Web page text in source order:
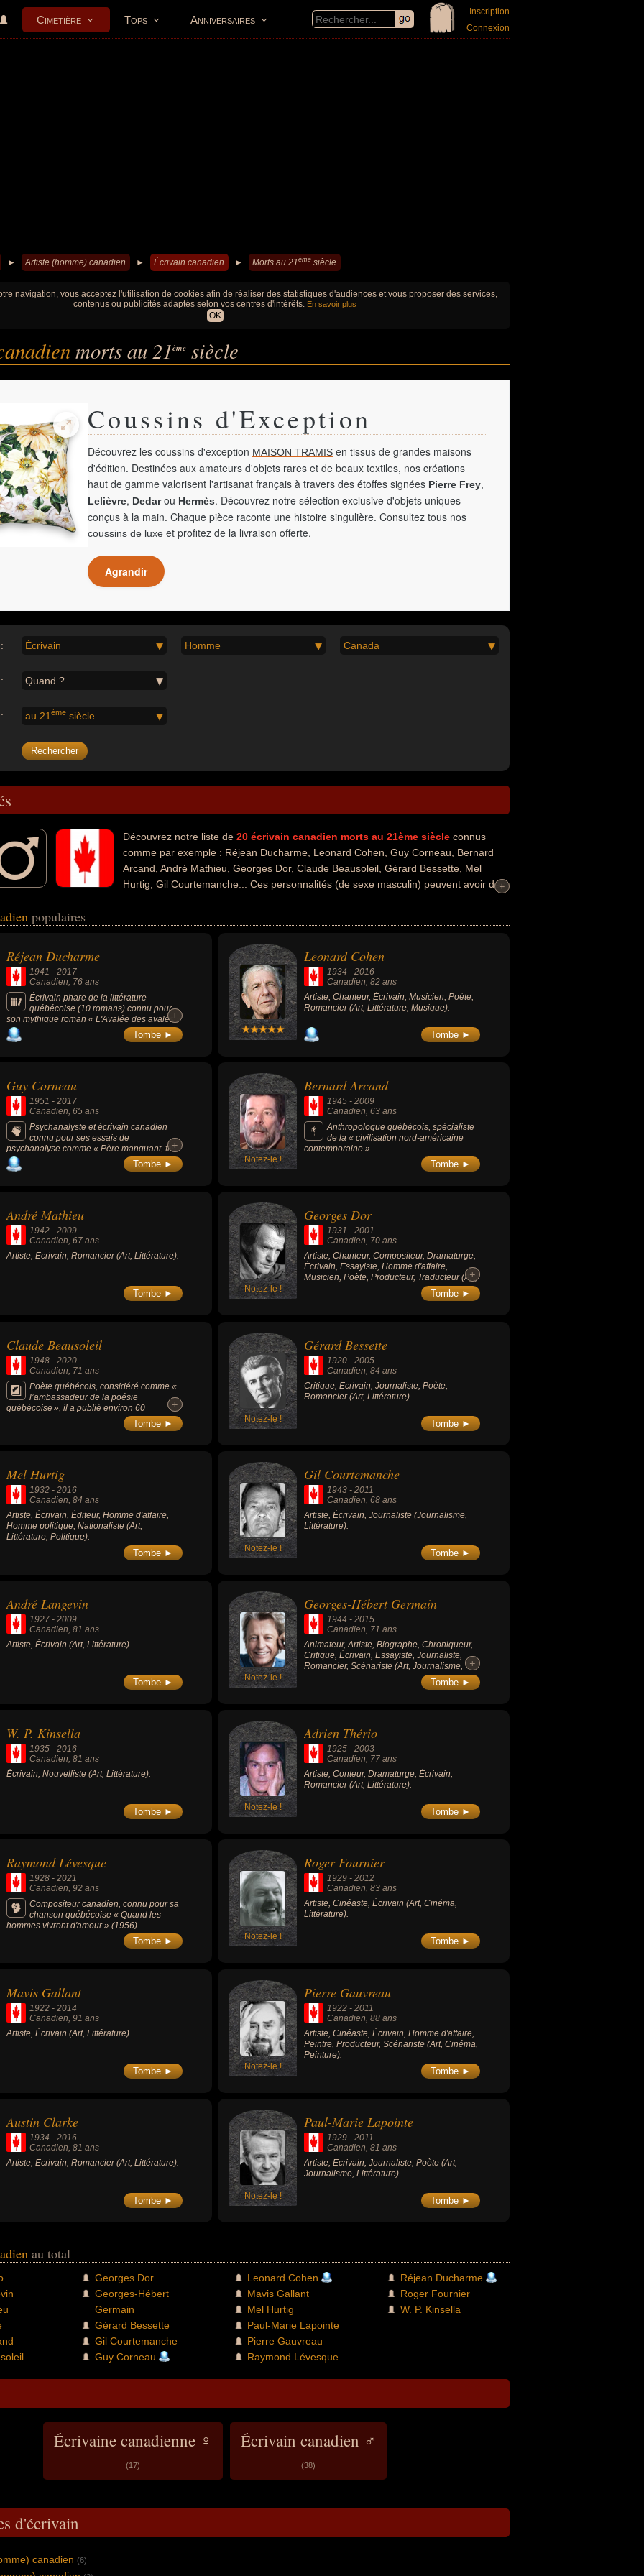
Cimetière Tops Anniversaires
Inscription
Connexion
► Artiste (homme) canadien ► Écrivain canadien ► Morts au 21ème siècle
navigation, vous acceptez l'utilisation de cookies afin de réaliser des statistiques d'audiences et vous proposer des services,
contenus ou publicités adaptés selon vos centres d'intérêts. En savoir plus
OK
morts au 21ème siècle
Coussins d'Exception
Découvrez les coussins d'exception MAISON TRAMIS en tissus de grandes maisons
d'édition. Destinées aux amateurs d'objets rares et de beaux textiles, nos créations
haut de gamme valorisent l'artisanat français à travers des étoffes signées Pierre Frey,
Lelièvre, Dedarou Hermès. Découvrez notre sélection exclusive d'objets uniques
conçus à la main. Chaque pièce raconte une histoire singulière. Consultez tous nos
coussins de luxe et profitez de la livraison offerte.
Agrandir
Écrivain Homme Canada
Quand ?
au 21ème siècle
Découvrez notre liste de 20 écrivain canadien morts au 21ème siècle connus
comme par exemple : Réjean Ducharme, Leonard Cohen, Guy Corneau, Bernard
Arcand, André Mathieu, Georges Dor, Claude Beausoleil, Gérard Bessette, Mel
Hurtig, Gil Courtemanche... Ces personnalités (de sexe masculin) peuvent avoir des
science, de l'anthropologie, de l'enseignement, de la politique ou du journalisme. Ces célébrités peuvent
scientifique, enseignant, compositeur, essayiste, homme d'affaire, producteur, traducteur, critique,
homme politique ou nationaliste.
+
+
populaires
Réjean Ducharme
1941 - 2017
Canadien, 76 ans
Écrivain phare de la littérature
québécoise (10 romans) connu pour
son mythique roman « L'Avalée des avalés »
(1966) et son refus de presque tout contact
avec le monde extérieur, médias compris.
+
+
Tombe ►
Leonard Cohen
1934 -2016
Canadien, 82 ans
Artiste, Chanteur, Écrivain, Musicien, Poète,
Romancier (Art, Littérature, Musique).
Tombe ►
Guy Corneau
1951 - 2017
Canadien, 65 ans
Psychanalyste et écrivain canadien
connu pour ses essais de
psychanalyse comme « Père manquant, fils
manqué », « L'amour en guerre » ou « N'y a-
t-il pas d'amour heureux ».
+
+
Tombe ► Notez-le !
Bernard Arcand
1945 -2009
Canadien, 63 ans
Anthropologue québécois, spécialiste
de la « civilisation nord-américaine
contemporaine ».
Tombe ►
André Mathieu
1942 - 2009
Canadien, 67 ans
Artiste, Écrivain, Romancier (Art, Littérature).
Tombe ► Notez-le !
Georges Dor
1931 -2001
Canadien, 70 ans
Artiste, Chanteur, Compositeur, Dramaturge,
Écrivain, Essayiste, Homme d'affaire,
Musicien, Poète, Producteur, Traducteur (Art,
Littérature, Musique, Théâtre).
+
+
Tombe ►
Claude Beausoleil
1948 - 2020
Canadien , 71 ans
Poète québécois, considéré comme «
l’ambassadeur de la poésie
québécoise », il a publié environ 60
ouvrages parmi lesquels : « Les Marges du
désir » (1977), « Une certaine fin de siècle »
blessure du silence » (2009) ou « Un siècle
de poésie mexicaine » (2009).
+
+
Tombe ► Notez-le !
Gérard Bessette
1920 -2005
Canadien , 84 ans
Critique, Écrivain, Journaliste, Poète,
Romancier (Art, Littérature).
Tombe ►
Mel Hurtig
1932 - 2016
Canadien , 84 ans
Artiste, Écrivain, Éditeur, Homme d'affaire,
Homme politique, Nationaliste (Art,
Littérature, Politique).
Tombe ► Notez-le !
Gil Courtemanche
1943 -2011
Canadien , 68 ans
Artiste, Écrivain, Journaliste (Journalisme,
Littérature).
Tombe ►
André Langevin
1927 - 2009
Canadien, 81 ans
Artiste, Écrivain (Art, Littérature).
Tombe ► Notez-le !
Georges-Hébert Germain
1944 -2015
Canadien, 71 ans
Animateur, Artiste, Biographe, Chroniqueur,
Critique, Écrivain, Essayiste, Journaliste,
Romancier, Scénariste (Art, Journalisme,
+
+
Tombe ►
W. P. Kinsella
1935 - 2016
Canadien, 81 ans
Écrivain, Nouvelliste (Art, Littérature).
Tombe ► Notez-le !
Adrien Thério
1925 -2003
Canadien, 77 ans
Artiste, Conteur, Dramaturge, Écrivain,
Romancier (Art, Littérature).
Tombe ►
Raymond Lévesque
1928 - 2021
Canadien, 92 ans
Compositeur canadien, connu pour sa
chanson québécoise « Quand les
hommes vivront d'amour » (1956).
Tombe ► Notez-le !
Roger Fournier
1929 -2012
Canadien, 83 ans
Artiste, Cinéaste, Écrivain (Art, Cinéma,
Littérature).
Tombe ►
Mavis Gallant
1922 - 2014
Canadien , 91 ans
Artiste, Écrivain (Art, Littérature).
Tombe ► Notez-le !
Pierre Gauvreau
1922 -2011
Canadien , 88 ans
Artiste, Cinéaste, Écrivain, Homme d'affaire,
Peintre, Producteur, Scénariste (Art, Cinéma,
Peinture).
Tombe ►
Austin Clarke
1934 - 2016
Canadien , 81 ans
Artiste, Écrivain, Romancier (Art, Littérature).
Tombe ► Notez-le !
Paul-Marie Lapointe
1929 -2011
Canadien , 81 ans
Artiste, Écrivain, Journaliste, Poète (Art,
Journalisme, Littérature).
Tombe ►
au total
Georges Dor
Georges-Hébert
Germain
Gérard Bessette
Gil Courtemanche
Guy Corneau
Leonard Cohen
Mavis Gallant
Mel Hurtig
Paul-Marie Lapointe
Pierre Gauvreau
Raymond Lévesque
Réjean Ducharme
Roger Fournier
W. P. Kinsella
Écrivaine canadienne ♀
(17)
Écrivain canadien ♂
(38)
d'écrivain
canadien (6)